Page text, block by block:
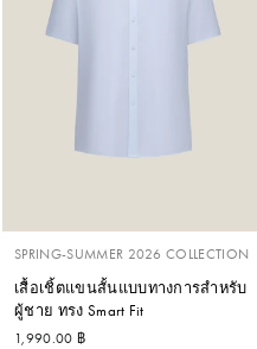
SPRING-SUMMER 2026 COLLECTION
เสื้อเชิ้ตแขนสั้นแบบทางการสำหรับ
ผู้ชาย ทรง Smart Fit
1,990.00 ฿